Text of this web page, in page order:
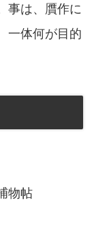
事は、贋作に
一体何が目的
物帖